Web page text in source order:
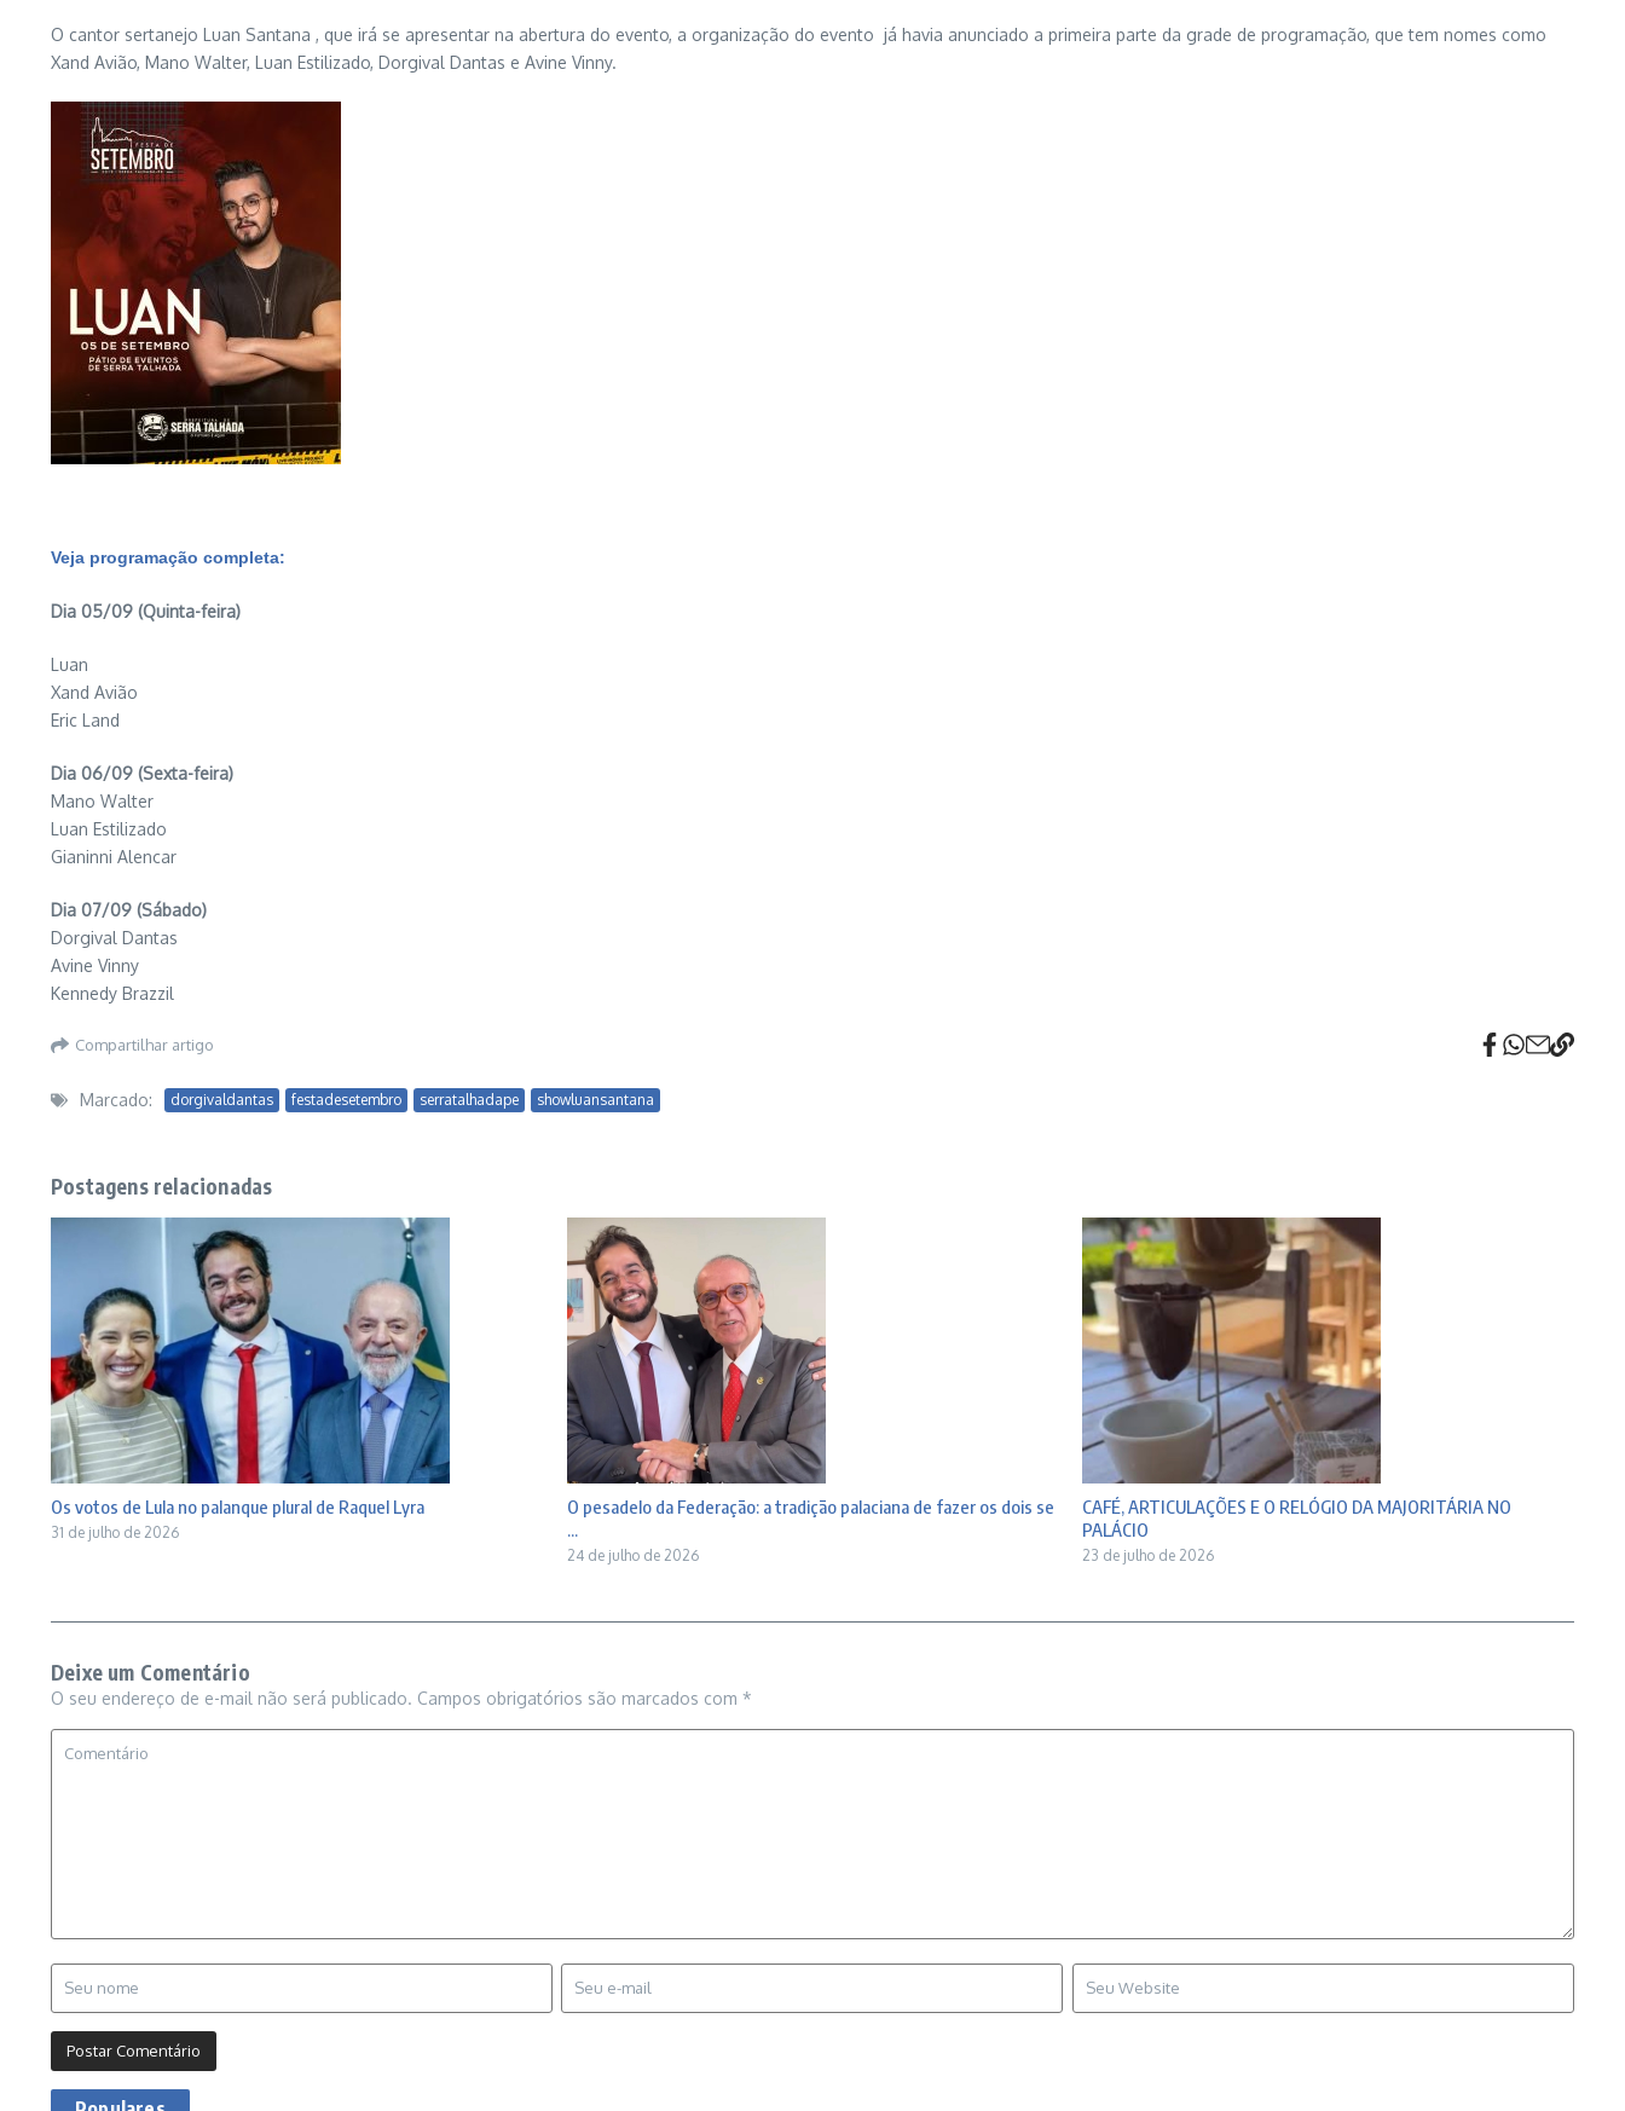
O cantor sertanejo Luan Santana , que irá se apresentar na abertura do evento, a organização do evento já havia anunciado a primeira parte da grade de programação, que tem nomes como
Xand Avião, Mano Walter, Luan Estilizado, Dorgival Dantas e Avine Vinny.
Veja programação completa:
Dia 05/09 (Quinta-feira)
Luan
Xand Avião
Eric Land
Dia 06/09 (Sexta-feira)
Mano Walter
Luan Estilizado
Gianinni Alencar
Dia 07/09 (Sábado)
Dorgival Dantas
Avine Vinny
Kennedy Brazzil
Compartilhar artigo
Marcado: dorgivaldantas festadesetembro serratalhadape showluansantana
Postagens relacionadas
Os votos de Lula no palanque plural de Raquel Lyra
31 de julho de 2026
O pesadelo da Federação: a tradição palaciana de fazer os dois se
...
24 de julho de 2026
CAFÉ, ARTICULAÇÕES E O RELÓGIO DA MAJORITÁRIA NO
PALÁCIO
23 de julho de 2026
Deixe um Comentário
O seu endereço de e-mail não será publicado. Campos obrigatórios são marcados com *